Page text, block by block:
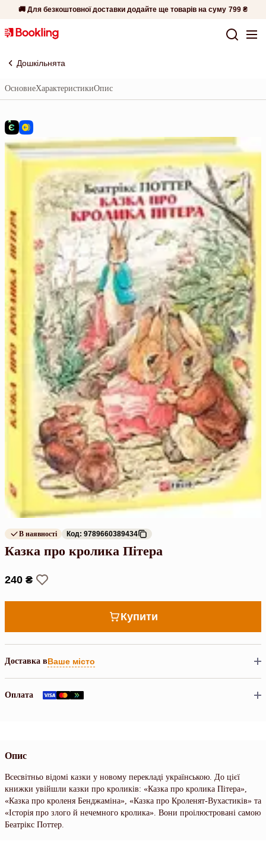
🚚 Для безкоштовної доставки додайте ще товарів на суму 799 ₴
Дошкільнята
ОсновнеХарактеристикиОпис
В наявності Код: 9789660389434
Казка про кролика Пітера
240 ₴
Купити
Доставка вВаше місто
Оплата
Опис
Всесвітньо відомі казки у новому перекладі українською. До цієї
книжки увійшли казки про кроликів: «Казка про кролика Пітера»,
«Казка про кроленя Бенджаміна», «Казка про Кроленят-Вухастиків» та
«Історія про злого й нечемного кролика». Вони проілюстровані самою
Беатрікс Поттер.